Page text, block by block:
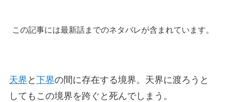
この記事には最新話までのネタバレが含まれています。
天界 と 下界の間に存在する境界。天界に渡ろうと
してもこの境界を跨ぐと死んでしまう。